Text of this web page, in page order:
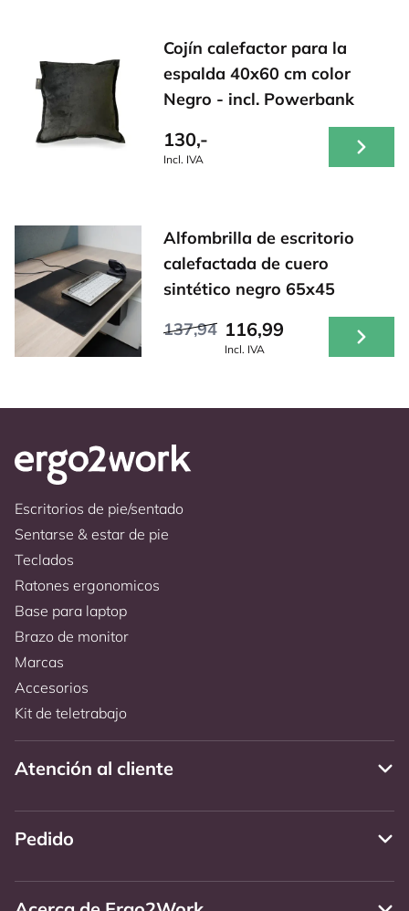
Cojín calefactor para la
espalda 40x60 cm color
Negro - incl. Powerbank
130,-
Incl. IVA
Alfombrilla de escritorio
calefactada de cuero
sintético negro 65x45
137,94 116,99
Incl. IVA
Escritorios de pie/sentado
Sentarse & estar de pie
Teclados
Ratones ergonomicos
Base para laptop
Brazo de monitor
Marcas
Accesorios
Kit de teletrabajo
Atención al cliente
Pedido